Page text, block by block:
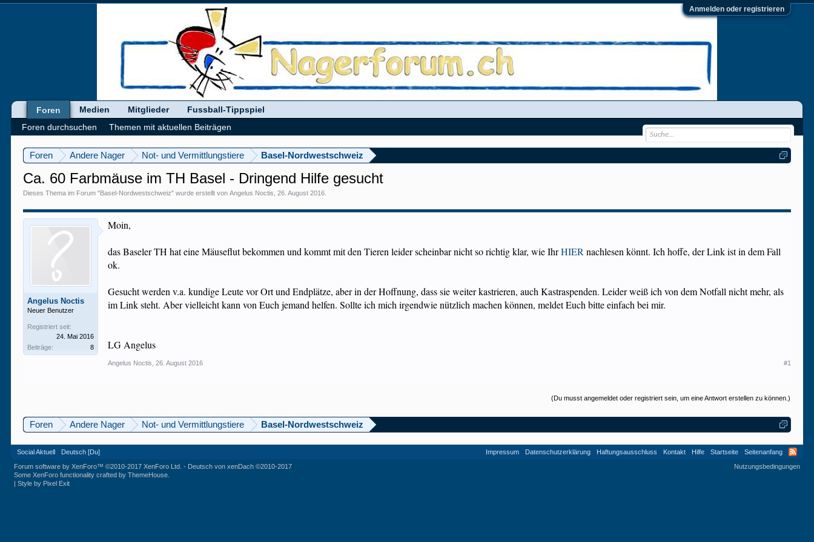
Anmelden oder registrieren
Foren Andere Nager Not- und Vermittlungstiere Basel-Nordwestschweiz
Ca. 60 Farbmäuse im TH Basel - Dringend Hilfe gesucht
Dieses Thema im Forum "Basel-Nordwestschweiz" wurde erstellt vonAngelus Noctis ,26. August 2016
Angelus Noctis
Neuer Benutzer
Registriert seit:
24. Mai 2016
Beiträge:
8
Moin,
das Baseler TH hat eine Mäuseflut bekommen und kommt mit den Tieren leider scheinbar nicht so richtig klar, wie IhrHIER nachlesen könnt. Ich hoffe, der Link ist in dem Fall
ok.
Gesucht werden v.a. kundige Leute vor Ort und Endplätze, aber in der Hoffnung, dass sie weiter kastrieren, auch Kastraspenden. Leider weiß ich von dem Notfall nicht mehr, als
im Link steht. Aber vielleicht kann von Euch jemand helfen. Sollte ich mich irgendwie nützlich machen können, meldet Euch bitte einfach bei mir.
LG Angelus
Angelus Noctis 26. August 2016 #1
(Du musst angemeldet oder registriert sein, um eine Antwort erstellen zu können.)
Foren Andere Nager Not- und Vermittlungstiere Basel-Nordwestschweiz
Foren
Foren durchsuchen
Themen mit aktuellen Beiträgen
Medien Mitglieder Fussball-Tippspiel
Social Aktuell Deutsch [Du] Impressum Datenschutzerklärung Haftungsausschluss Kontakt Hilfe Startseite
Seitenanfang
Nutzungsbedingungen
Forum software by XenForo™©2010-2017 XenForo Ltd. - Deutsch von xenDach©2010-2017
Some XenForo functionality crafted byThemeHouse
|Style by Pixel Exit